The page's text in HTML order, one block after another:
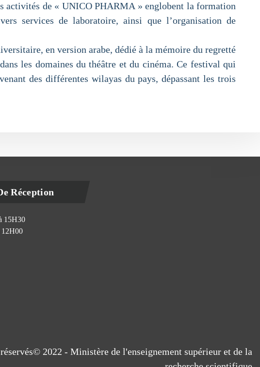
activités de « UNICO PHARMA » englobent la formation
services de laboratoire, ainsi que l’organisation de
en version arabe, dédié à la mémoire du regretté
les domaines du théâtre et du cinéma. Ce festival qui
des différentes wilayas du pays, dépassant les trois
Réception
15H30
12H00
2022 - Ministère de l'enseignement supérieur et de la